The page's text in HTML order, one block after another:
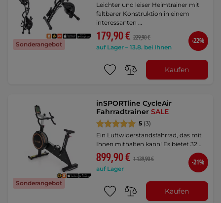
Sonderangebot
Leichter und leiser Heimtrainer mit
faltbarer Konstruktion in einem
interessanten …
179,90 € 229,90 €
auf Lager – 13.8. bei Ihnen
-22%
Kaufen
Sonderangebot
inSPORTline CycleAir
FahrradtrainerSALE
5 (3)
Ein Luftwiderstandsfahrrad, das mit
Ihnen mithalten kann! Es bietet 32 …
899,90 € 1 139,90 €
auf Lager
-21%
Kaufen